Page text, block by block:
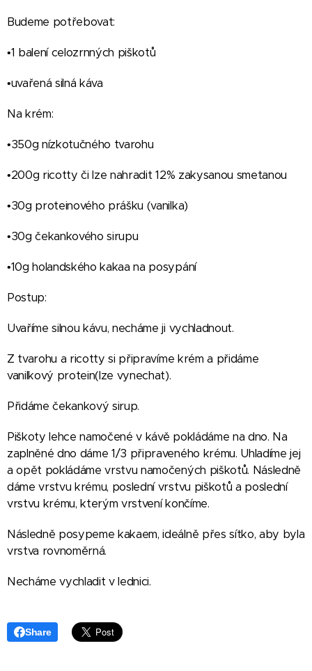
Budeme potřebovat:
•1 balení celozrnných piškotů
•uvařená silná káva
Na krém:
•350g nízkotučného tvarohu
•200g ricotty či lze nahradit 12% zakysanou smetanou
•30g proteinového prášku (vanilka)
•30g čekankového sirupu
•10g holandského kakaa na posypání
Postup:
Uvaříme silnou kávu, necháme ji vychladnout.
Z tvarohu a ricotty si připravíme krém a přidáme
vanilkový protein(lze vynechat).
Přidáme čekankový sirup.
Piškoty lehce namočené v kávě pokládáme na dno. Na
zaplněné dno dáme 1/3 připraveného krému. Uhladíme jej
a opět pokládáme vrstvu namočených piškotů. Následně
dáme vrstvu krému, poslední vrstvu piškotů a poslední
vrstvu krému, kterým vrstvení končíme.
Následně posypeme kakaem, ideálně přes sítko, aby byla
vrstva rovnoměrná.
Necháme vychladit v lednici.
Share